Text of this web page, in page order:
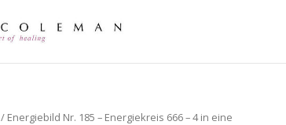
/ Energiebild Nr. 185 – Energiekreis 666 – 4 in eine